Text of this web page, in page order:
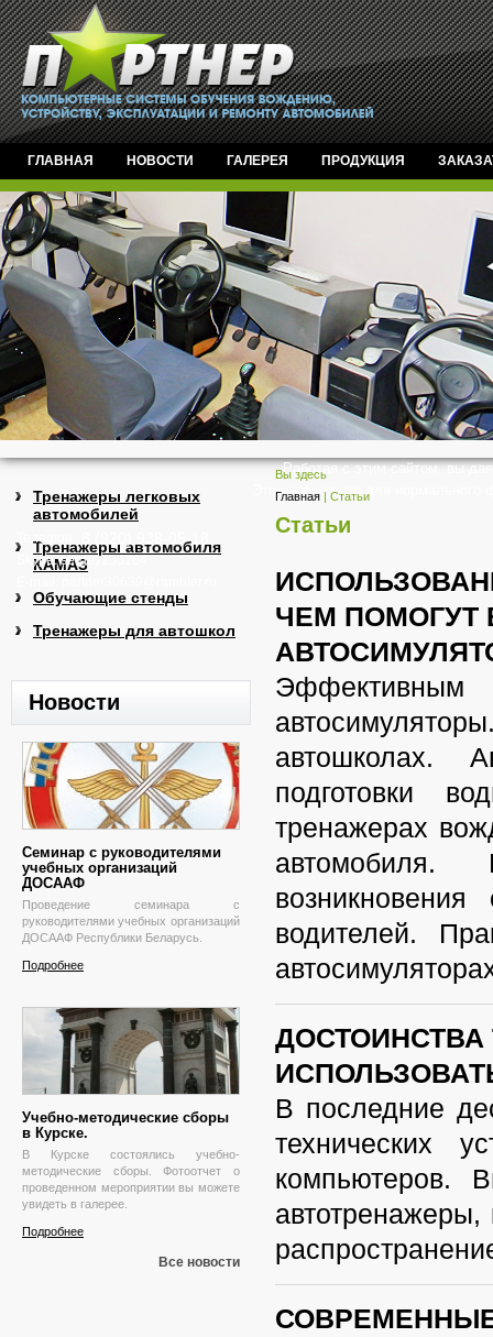
ГЛАВНАЯ НОВОСТИ ГАЛЕРЕЯ ПРОДУКЦИЯ
Вы здесь
Главная | Статьи
Статьи
ЧЕМ ПОМОГУТ
Эффективным
автосимуляторы
автошколах.
подготовки
тренажерах
автомобиля.
водителей.
В последние
технических
компьютеров.
автотренажеры,
Тренажеры легковых
автомобилей
Тренажеры автомобиля
КАМАЗ
Обучающие стенды
Тренажеры для автошкол
Новости
Семинар с руководителями
учебных организаций
ДОСААФ
Проведение семинара с
руководителями учебных организаций
ДОСААФ Республики Беларусь.
Подробнее
Учебно-методические сборы
в Курске.
В Курске состоялись учебно-
методические сборы. Фотоотчет о
проведенном мероприятии вы можете
увидеть в галерее
Подробнее
Все новости
Работая с этим сайтом, вы
Это необходимо для
Телефон: 8 (920) 938-05-18
Skype: sergey250264